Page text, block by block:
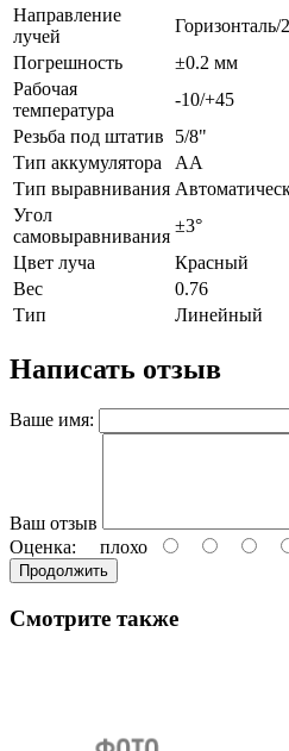
Направление
лучей
Горизонталь/
Погрешность
±0.2 мм
Рабочая
температура
-10/+45
Резьба под штатив
5/8"
Тип аккумулятора
АА
Тип выравнивания
Угол
самовыравнивания
±3°
Цвет луча
Красный
Вес
0.76
Тип
Линейный
Написать отзыв
Ваше имя:
Ваш отзыв
Оценка: плохо
Продолжить
Смотрите также